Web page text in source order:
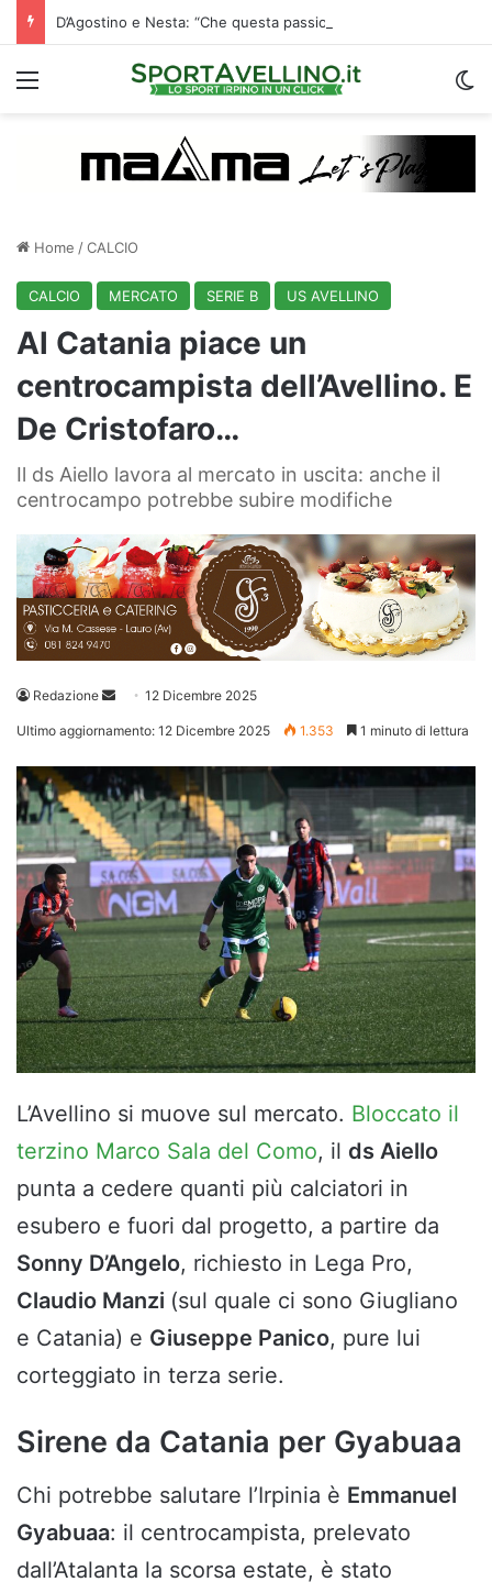
Menu
Home /CALCIO
CALCIO MERCATO SERIE B US AVELLINO
Al Catania piace un
centrocampista dell’Avellino. E
De Cristofaro…
Il ds Aiello lavora al mercato in uscita: anche il
centrocampo potrebbe subire modifiche
Redazione
Invia 12 Dicembre 2025
Ultimo aggiornamento: 12 Dicembre 2025 1.353 1 minuto di lettura
L’Avellino si muove sul mercato. Bloccato il
terzino Marco Sala del Como, il ds Aiello
punta a cedere quanti più calciatori in
esubero e fuori dal progetto, a partire da
Sonny D’Angelo, richiesto in Lega Pro,
Claudio Manzi (sul quale ci sono Giugliano
e Catania) e Giuseppe Panico, pure lui
corteggiato in terza serie.
Sirene da Catania per Gyabuaa
Chi potrebbe salutare l’Irpinia è Emmanuel
Gyabuaa: il centrocampista, prelevato
dall’Atalanta la scorsa estate, è stato